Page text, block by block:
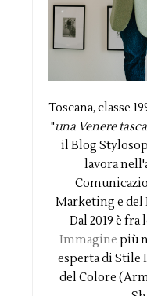
Toscana, classe
"una Venere
il Blog
lavora
Marketing e del
Dal 2019 è fra
Immagine più
esperta di Stile
del Colore